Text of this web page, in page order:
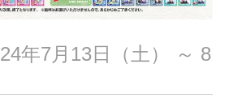
年7月13日（土） ～ 8